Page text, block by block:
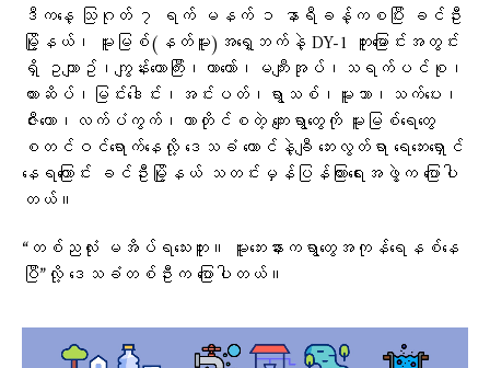
ဒီကနေ့ သြဂုတ် ၇ ရက် မနက် ၁ နာရီခန့်ကစပြီး ခင်ဦး
မြို့နယ်၊ မူးမြစ်(နတ်မူး)အရှေ့ဘက်နဲ့ DY-1 တူးမြောင်းအတွင်း
ရှိ ဥယျာဥ်၊ကျွန်းတောကြီး၊ယာတော်၊မကျီးအုပ်၊သရက်ပင်စု၊
ကားဆိပ်၊မြင်းဒေါင်း၊အင်းပတ်၊ရွာသစ်၊မူးသာ၊သက်ပေး၊
ဇီးတော၊လက်ပံကွက်၊တာတိုင်စတဲ့ ကျေးရွာတွေကို မူးမြစ်ရေတွေ
စတင်ဝင်ရောက်နေလို့ ဒေသခံ ထောင်နဲ့ချီ ဘေးလွတ်ရာ ရေဘေးရှောင်
နေရကြောင်း ခင်ဦးမြို့နယ် သတင်းမှန်ပြန်ကြားရေးအဖွဲ့က ပြောပါ
တယ်။
“တစ်ညလုံး မအိပ်ရသေးဘူး။ မူးဘေးနားကရွာတွေအကုန်ရေနစ်နေ
ပြီ”လို့ ဒေသခံတစ်ဦးက ပြောပါတယ်။